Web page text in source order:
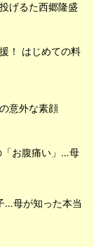
げるた西郷隆盛
！ はじめての料
意外な素顔
お腹痛い」…母
…母が知った本当